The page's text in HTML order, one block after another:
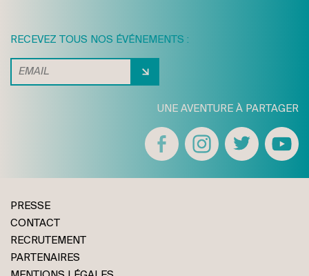
RECEVEZ TOUS NOS ÉVÉNEMENTS :
UNE AVENTURE À PARTAGER
PRESSE
CONTACT
RECRUTEMENT
PARTENAIRES